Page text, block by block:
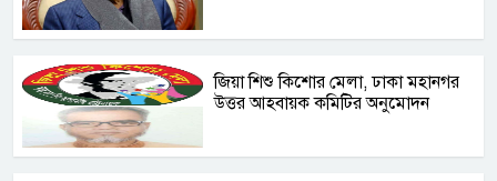
জিয়া শিশু কিশোর মেলা, ঢাকা মহানগর
উত্তর আহবায়ক কমিটির অনুমোদন